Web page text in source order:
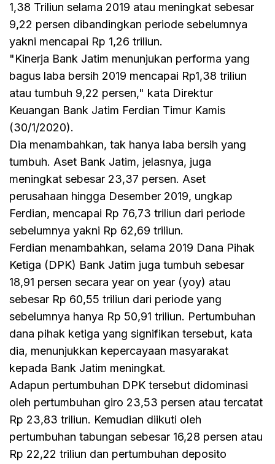
1,38 Triliun selama 2019 atau meningkat sebesar
9,22 persen dibandingkan periode sebelumnya
yakni mencapai Rp 1,26 triliun.
"Kinerja Bank Jatim menunjukan performa yang
bagus laba bersih 2019 mencapai Rp1,38 triliun
atau tumbuh 9,22 persen," kata Direktur
Keuangan Bank Jatim Ferdian Timur Kamis
(30/1/2020).
Dia menambahkan, tak hanya laba bersih yang
tumbuh. Aset Bank Jatim, jelasnya, juga
meningkat sebesar 23,37 persen. Aset
perusahaan hingga Desember 2019, ungkap
Ferdian, mencapai Rp 76,73 triliun dari periode
sebelumnya yakni Rp 62,69 triliun.
Ferdian menambahkan, selama 2019 Dana Pihak
Ketiga (DPK) Bank Jatim juga tumbuh sebesar
18,91 persen secara year on year (yoy) atau
sebesar Rp 60,55 triliun dari periode yang
sebelumnya hanya Rp 50,91 triliun. Pertumbuhan
dana pihak ketiga yang signifikan tersebut, kata
dia, menunjukkan kepercayaan masyarakat
kepada Bank Jatim meningkat.
Adapun pertumbuhan DPK tersebut didominasi
oleh pertumbuhan giro 23,53 persen atau tercatat
Rp 23,83 triliun. Kemudian diikuti oleh
pertumbuhan tabungan sebesar 16,28 persen atau
Rp 22,22 triliun dan pertumbuhan deposito